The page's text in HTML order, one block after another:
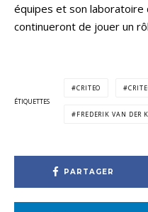
équipes et son laboratoire
continueront de jouer un
ÉTIQUETTES
CRITEO
FREDERIK VAN DER
PARTAGER